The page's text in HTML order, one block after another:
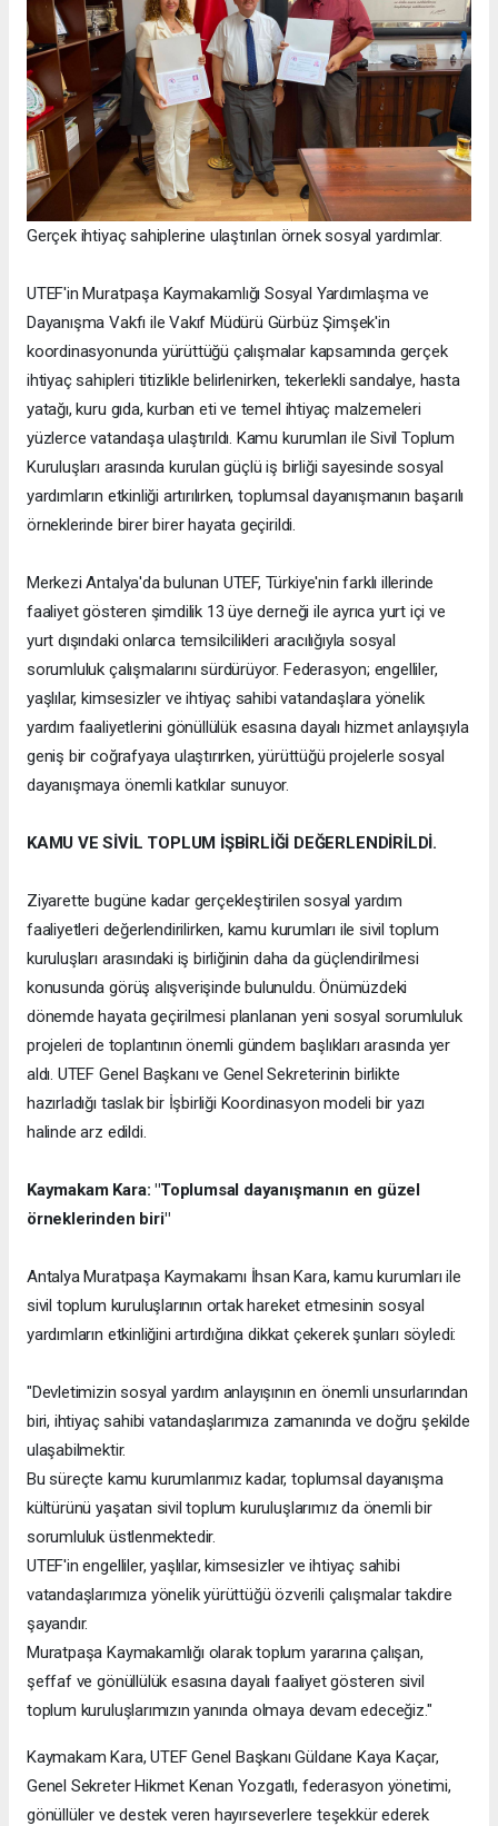
Gerçek ihtiyaç sahiplerine ulaştırılan örnek sosyal yardımlar.
UTEF'in Muratpaşa Kaymakamlığı Sosyal Yardımlaşma ve
Dayanışma Vakfı ile Vakıf Müdürü Gürbüz Şimşek'in
koordinasyonunda yürüttüğü çalışmalar kapsamında gerçek
ihtiyaç sahipleri titizlikle belirlenirken, tekerlekli sandalye, hasta
yatağı, kuru gıda, kurban eti ve temel ihtiyaç malzemeleri
yüzlerce vatandaşa ulaştırıldı. Kamu kurumları ile Sivil Toplum
Kuruluşları arasında kurulan güçlü iş birliği sayesinde sosyal
yardımların etkinliği artırılırken, toplumsal dayanışmanın başarılı
örneklerinde birer birer hayata geçirildi.
Merkezi Antalya'da bulunan UTEF, Türkiye'nin farklı illerinde
faaliyet gösteren şimdilik 13 üye derneği ile ayrıca yurt içi ve
yurt dışındaki onlarca temsilcilikleri aracılığıyla sosyal
sorumluluk çalışmalarını sürdürüyor. Federasyon; engelliler,
yaşlılar, kimsesizler ve ihtiyaç sahibi vatandaşlara yönelik
yardım faaliyetlerini gönüllülük esasına dayalı hizmet anlayışıyla
geniş bir coğrafyaya ulaştırırken, yürüttüğü projelerle sosyal
dayanışmaya önemli katkılar sunuyor.
KAMU VE SİVİL TOPLUM İŞBİRLİĞİ DEĞERLENDİRİLDİ.
Ziyarette bugüne kadar gerçekleştirilen sosyal yardım
faaliyetleri değerlendirilirken, kamu kurumları ile sivil toplum
kuruluşları arasındaki iş birliğinin daha da güçlendirilmesi
konusunda görüş alışverişinde bulunuldu. Önümüzdeki
dönemde hayata geçirilmesi planlanan yeni sosyal sorumluluk
projeleri de toplantının önemli gündem başlıkları arasında yer
aldı. UTEF Genel Başkanı ve Genel Sekreterinin birlikte
hazırladığı taslak bir İşbirliği Koordinasyon modeli bir yazı
halinde arz edildi.
Kaymakam Kara: "Toplumsal dayanışmanın en güzel
örneklerinden biri"
Antalya Muratpaşa Kaymakamı İhsan Kara, kamu kurumları ile
sivil toplum kuruluşlarının ortak hareket etmesinin sosyal
yardımların etkinliğini artırdığına dikkat çekerek şunları söyledi:
"Devletimizin sosyal yardım anlayışının en önemli unsurlarından
biri, ihtiyaç sahibi vatandaşlarımıza zamanında ve doğru şekilde
ulaşabilmektir.
Bu süreçte kamu kurumlarımız kadar, toplumsal dayanışma
kültürünü yaşatan sivil toplum kuruluşlarımız da önemli bir
sorumluluk üstlenmektedir.
UTEF'in engelliler, yaşlılar, kimsesizler ve ihtiyaç sahibi
vatandaşlarımıza yönelik yürüttüğü özverili çalışmalar takdire
şayandır.
Muratpaşa Kaymakamlığı olarak toplum yararına çalışan,
şeffaf ve gönüllülük esasına dayalı faaliyet gösteren sivil
toplum kuruluşlarımızın yanında olmaya devam edeceğiz."
Kaymakam Kara, UTEF Genel Başkanı Güldane Kaya Kaçar,
Genel Sekreter Hikmet Kenan Yozgatlı, federasyon yönetimi,
gönüllüler ve destek veren hayırseverlere teşekkür ederek